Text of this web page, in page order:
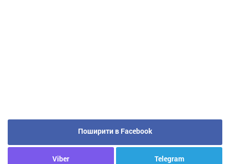
Поширити в Facebook
Viber Telegram